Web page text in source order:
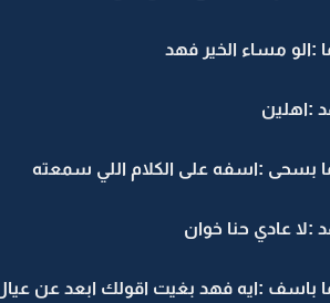
:الو مساء الخير فهد
:اهلين
بسحى :اسفه على الكلام اللي سمعته
:لا عادي حنا خوان
باسف :ايه فهد بغيت اقولك ابعد عن